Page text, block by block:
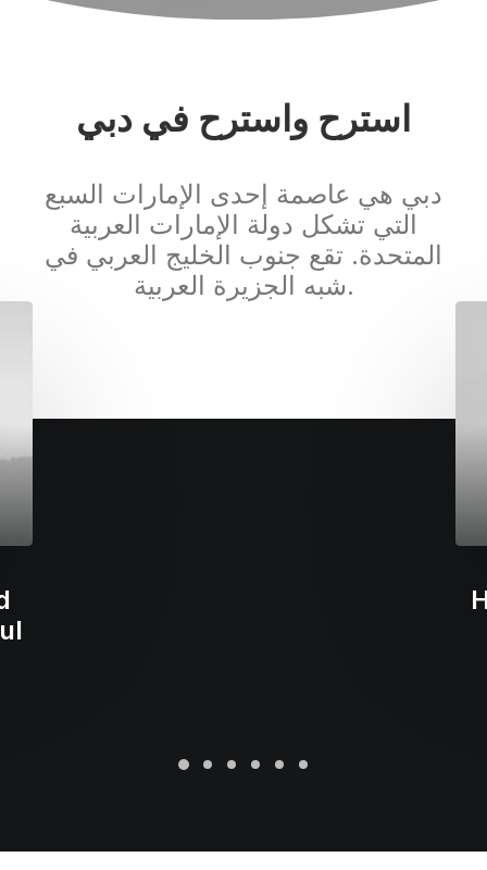
استرح واسترح في دبي
دبي هي عاصمة إحدى الإمارات السبع
التي تشكل دولة الإمارات العربية
المتحدة. تقع جنوب الخليج العربي في
شبه الجزيرة العربية.